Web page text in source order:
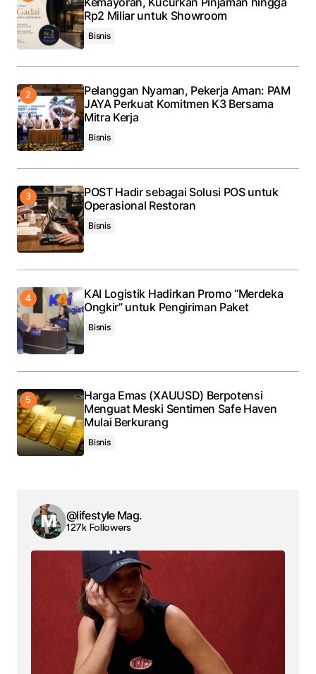
Rp2 Miliar untuk Showroom
Bisnis
Pelanggan Nyaman, Pekerja Aman: PAM
JAYA Perkuat Komitmen K3 Bersama
Mitra Kerja
Bisnis
POST Hadir sebagai Solusi POS untuk
Operasional Restoran
Bisnis
KAI Logistik Hadirkan Promo “Merdeka
Ongkir” untuk Pengiriman Paket
Bisnis
Harga Emas (XAUUSD) Berpotensi
Menguat Meski Sentimen Safe Haven
Mulai Berkurang
Bisnis
@lifestyle Mag.
127k Followers